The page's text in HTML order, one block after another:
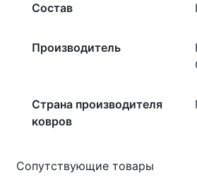
Состав
Производитель
Страна производителя
ковров
Сопутствующие товары